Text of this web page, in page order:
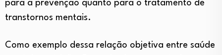
para a prevenção quanto para o tratamento de
transtornos mentais.
Como exemplo dessa relação objetiva entre saúde